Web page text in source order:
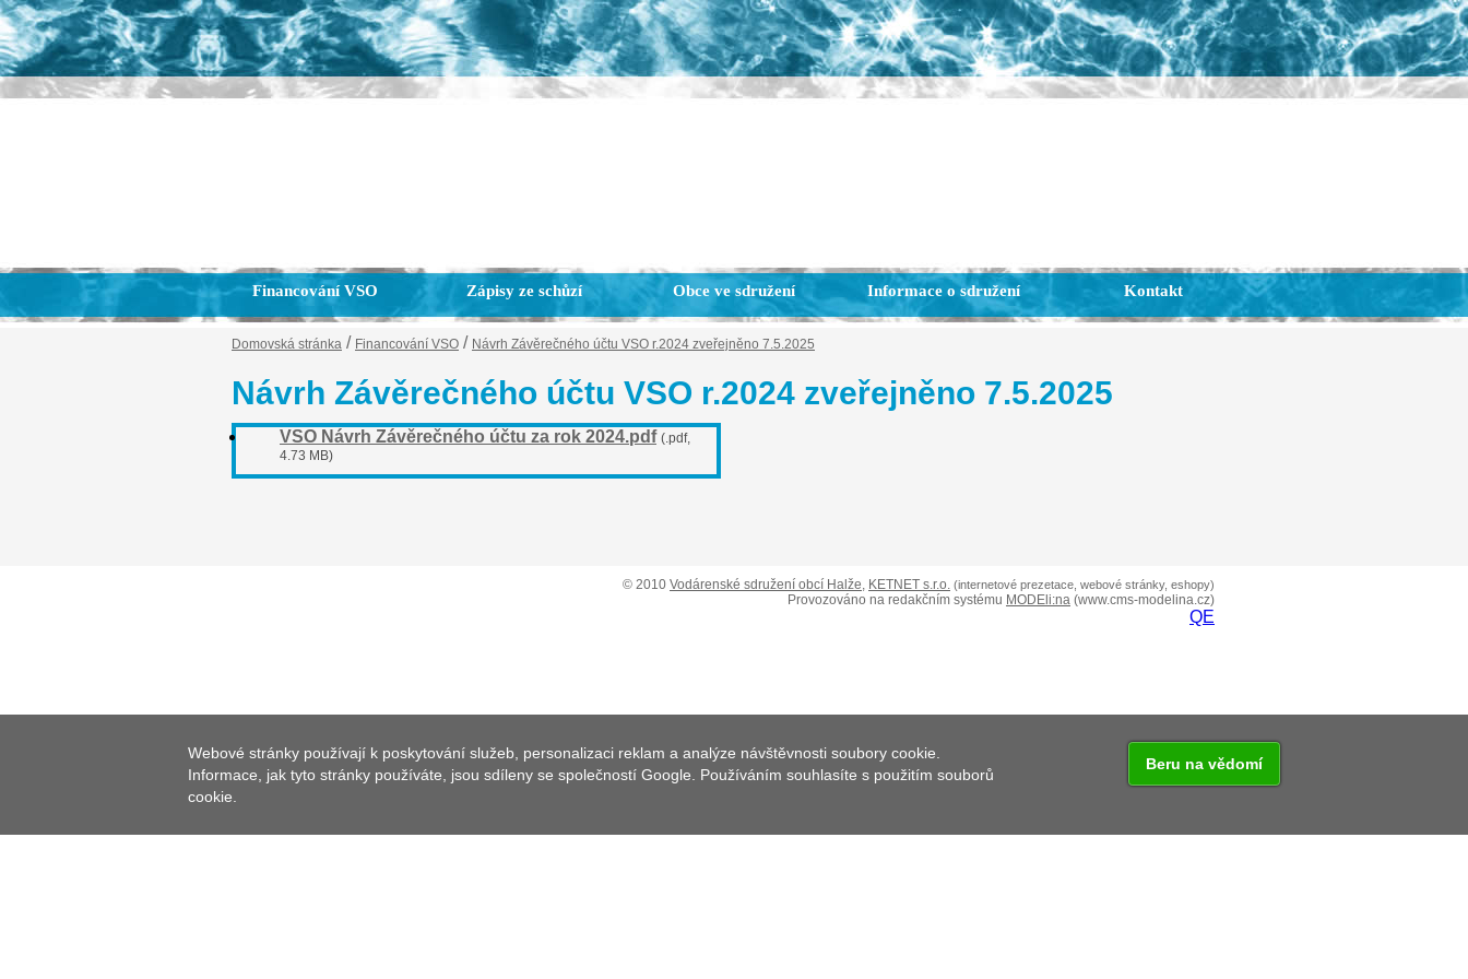
Financování VSO Zápisy ze schůzí Obce ve sdružení Informace o sdružení Kontakt
Domovská stránka / Financování VSO / Návrh Závěrečného účtu VSO r.2024 zveřejněno 7.5.2025
Návrh Závěrečného účtu VSO r.2024 zveřejněno 7.5.2025
VSO Návrh Závěrečného účtu za rok 2024.pdf (.pdf,
4.73 MB)
© 2010 Vodárenské sdružení obcí Halže, KETNET s.r.o. (internetové prezetace, webové stránky, eshopy)
Provozováno na redakčním systému MODEli:na (www.cms-modelina.cz)
QE
Webové stránky používají k poskytování služeb, personalizaci reklam a analýze návštěvnosti soubory cookie.
Informace, jak tyto stránky používáte, jsou sdíleny se společností Google. Používáním souhlasíte s použitím souborů
cookie.
Beru na vědomí